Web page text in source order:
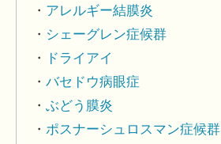
アレルギー結膜炎
シェーグレン症候群
ドライアイ
バセドウ病眼症
ぶどう膜炎
ポスナーシュロスマン症候群